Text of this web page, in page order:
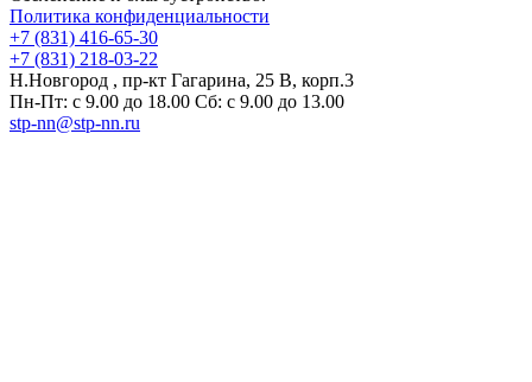
Политика конфиденциальности
+7 (831) 416-65-30
+7 (831) 218-03-22
Н.Новгород , пр-кт Гагарина, 25 В, корп.3
Пн-Пт: с 9.00 до 18.00 Сб: с 9.00 до 13.00
stp-nn@stp-nn.ru